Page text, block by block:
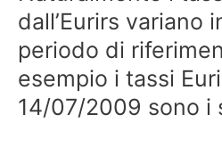
dall’Eurirs variano
periodo di
esempio i tassi
14/07/2009 sono i